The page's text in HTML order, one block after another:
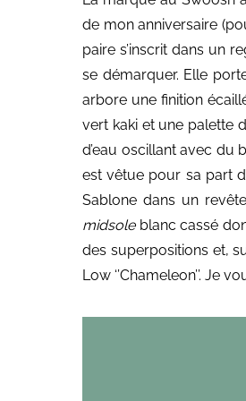
de mon anniversaire
paire s’inscrit dans un
se démarquer. Elle
arbore une finition
vert kaki et une palette
d’eau oscillant avec du
est vêtue pour sa part
Sablone dans un
midsoleblanc cassé
des superpositions et,
Low ‘’Chameleon’’. Je